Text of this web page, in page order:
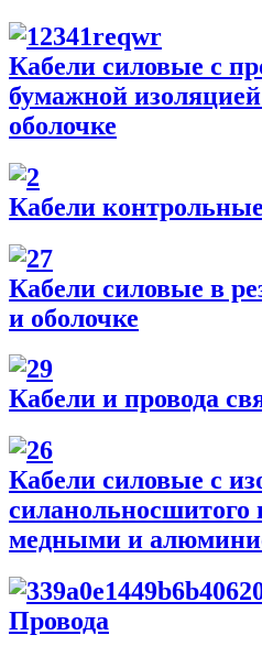
Кабели силовые с
бумажной
оболочке
Кабели контрольные
Кабели силовые в
и оболочке
Кабели и провода
Кабели силовые с
силанольносшитого
медными и
Провода